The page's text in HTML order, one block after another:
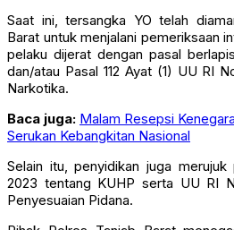
Saat ini, tersangka YO telah
Barat untuk menjalani pemeriksaan
pelaku dijerat dengan pasal
dan/atau Pasal 112 Ayat (1) UU RI
Narkotika.
Baca juga: Malam Resepsi
Serukan Kebangkitan Nasional
Selain itu, penyidikan juga
2023 tentang KUHP serta UU RI
Penyesuaian Pidana.